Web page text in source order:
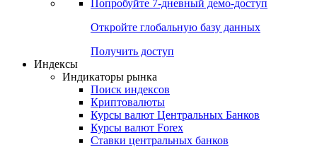
Попробуйте 7-дневный демо-доступ
Откройте глобальную базу данных
Получить доступ
Индексы
Индикаторы рынка
Поиск индексов
Криптовалюты
Курсы валют Центральных Банков
Курсы валют Forex
Ставки центральных банков